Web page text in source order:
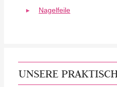
Nagelfeile
UNSERE